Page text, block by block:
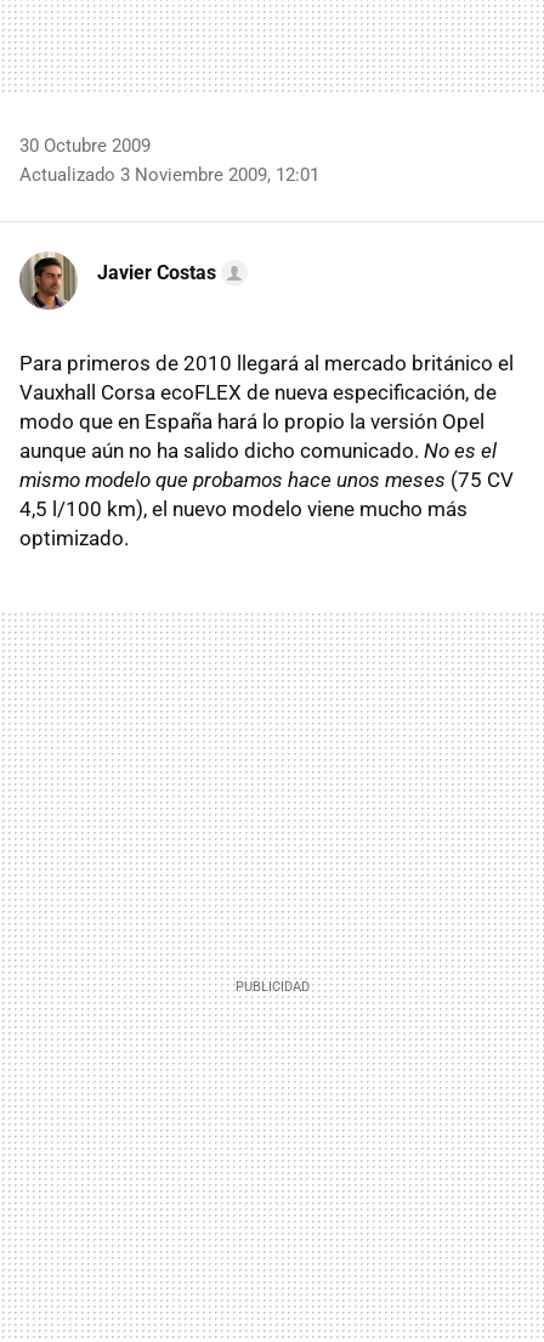
30 Octubre 2009
Actualizado 3 Noviembre 2009, 12:01
Javier Costas
Para primeros de 2010 llegará al mercado británico el
Vauxhall Corsa ecoFLEX de nueva especificación, de
modo que en España hará lo propio la versión Opel
aunque aún no ha salido dicho comunicado. No es el
mismo modelo que probamos hace unos meses (75 CV
4,5 l/100 km), el nuevo modelo viene mucho más
optimizado.